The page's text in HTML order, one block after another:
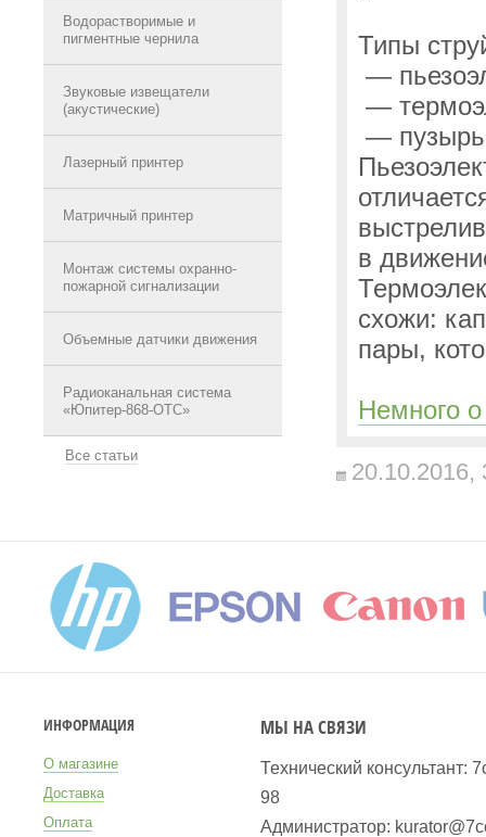
Водорастворимые и
пигментные чернила
Звуковые извещатели
(акустические)
Лазерный принтер
Матричный принтер
Монтаж системы охранно-
пожарной сигнализации
Объемные датчики движения
Радиоканальная система
«Юпитер-868-ОТС»
Все статьи
Типы
—
—
—
в
схожи:
пары,
Немного
20.10.2016,
ИНФОРМАЦИЯ
О магазине
Доставка
Оплата
МЫ НА СВЯЗИ
Технический консультант:
98
Администратор: